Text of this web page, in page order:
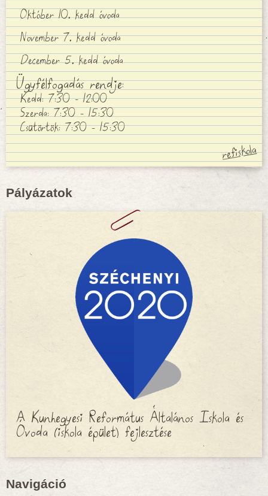
Október 10. kedd óvoda
November 7. kedd óvoda
December 5. kedd óvoda
Ügyfélfogadás rendje:
Kedd: 7:30 - 12:00
Szerda: 7:30 - 15:30
Csütörtök: 7:30 - 15:30
Pályázatok
A Kunhegyesi Református Általános Iskola és
Óvoda (iskola épület) fejlesztése
Navigáció